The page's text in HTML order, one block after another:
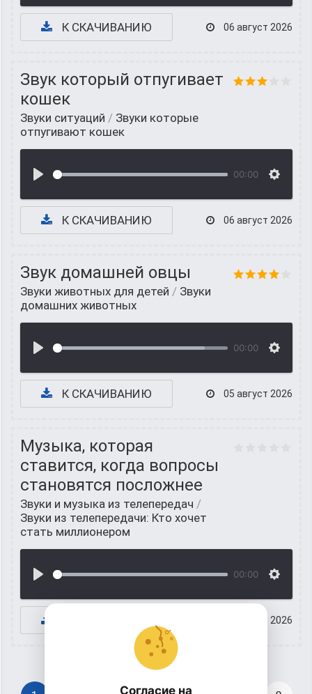
К СКАЧИВАНИЮ 06 август 2026
Звук который отпугивает
кошек
Звуки ситуаций / Звуки которые
отпугивают кошек
00:00
К СКАЧИВАНИЮ 06 август 2026
Звук домашней овцы
Звуки животных для детей / Звуки
домашних животных
00:00
К СКАЧИВАНИЮ 05 август 2026
Музыка, которая
ставится, когда вопросы
становятся посложнее
Звуки и музыка из телепередач /
Звуки из телепередачи: Кто хочет
стать миллионером
00:00
05 август 2026
Согласие на